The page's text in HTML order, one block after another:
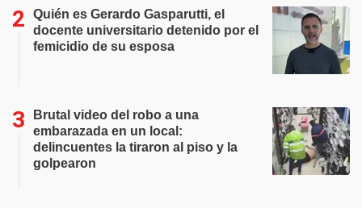
Quién es Gerardo Gasparutti, el
docente universitario detenido por el
femicidio de su esposa
Brutal video del robo a una
embarazada en un local:
delincuentes la tiraron al piso y la
golpearon